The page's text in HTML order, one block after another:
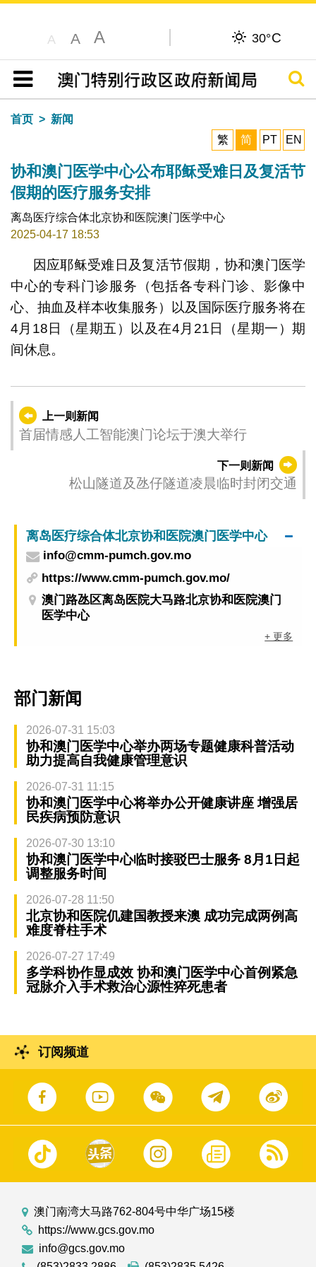
A A A 30°C
目录
搜寻
首页
新闻
繁
简 PT EN
协和澳门医学中心公布耶稣受难日及复活节
假期的医疗服务安排
离岛医疗综合体北京协和医院澳门医学中心
2025-04-17 18:53
因应耶稣受难日及复活节假期，协和澳门医学
中心的专科门诊服务（包括各专科门诊、影像中
心、抽血及样本收集服务）以及国际医疗服务将在
4月18日（星期五）以及在4月21日（星期一）期
间休息。
上一则新闻
首届情感人工智能澳门论坛于澳大举行
下一则新闻
松山隧道及氹仔隧道凌晨临时封闭交通
离岛医疗综合体北京协和医院澳门医学中心
info@cmm-pumch.gov.mo
https://www.cmm-pumch.gov.mo/
澳门路氹区离岛医院大马路北京协和医院澳门
医学中心
+ 更多
部门新闻
2026-07-31 15:03
协和澳门医学中心举办两场专题健康科普活动
助力提高自我健康管理意识
2026-07-31 11:15
协和澳门医学中心将举办公开健康讲座 增强居
民疾病预防意识
2026-07-30 13:10
协和澳门医学中心临时接驳巴士服务 8月1日起
调整服务时间
2026-07-28 11:50
北京协和医院仉建国教授来澳 成功完成两例高
难度脊柱手术
2026-07-27 17:49
多学科协作显成效 协和澳门医学中心首例紧急
冠脉介入手术救治心源性猝死患者
订阅频道
澳门南湾大马路762-804号中华广场15楼
https://www.gcs.gov.mo
info@gcs.gov.mo